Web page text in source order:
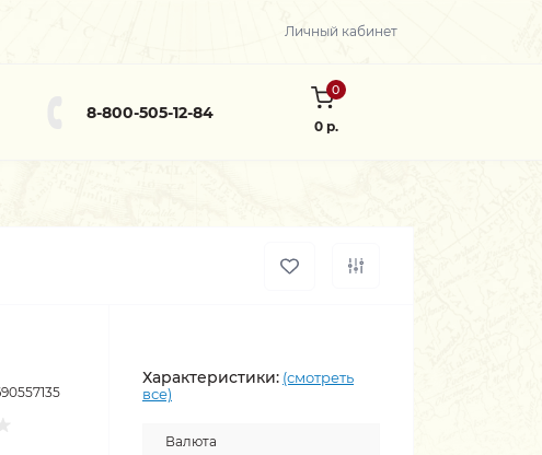
Личный кабинет
8-800-505-12-84
0
0 р.
Характеристики: (смотреть
все)
Валюта